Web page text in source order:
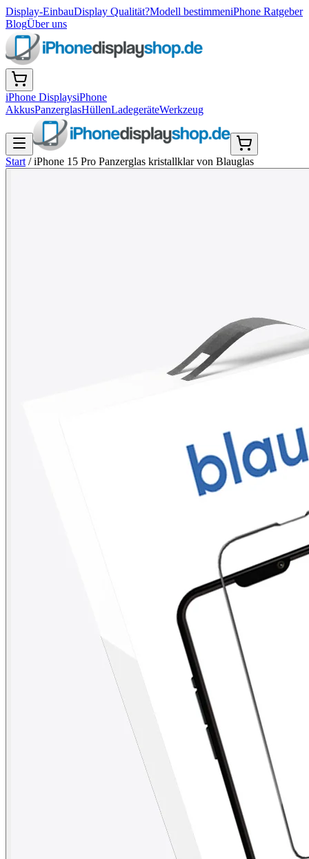
Display-EinbauDisplay Qualität?Modell bestimmeniPhone Ratgeber
BlogÜber uns
iPhone DisplaysiPhone
AkkusPanzerglasHüllenLadegeräteWerkzeug
Start /iPhone 15 Pro Panzerglas kristallklar von Blauglas